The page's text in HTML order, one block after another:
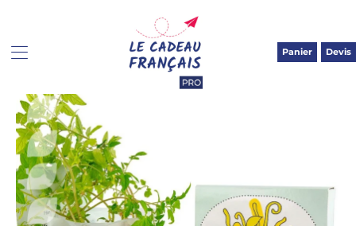
Panier Devis